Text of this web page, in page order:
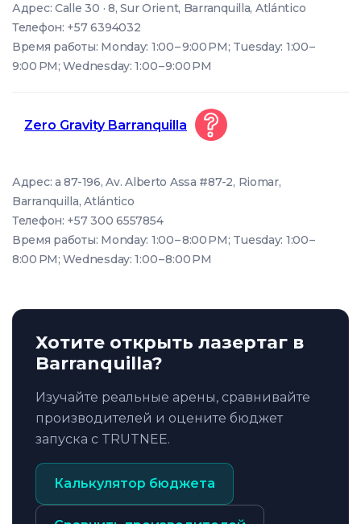
Адрес: Calle 30 · 8, Sur Orient, Barranquilla, Atlántico
Телефон: +57 6394032
Время работы: Monday: 1:00 – 9:00 PM; Tuesday: 1:00 –
9:00 PM; Wednesday: 1:00 – 9:00 PM
Zero Gravity Barranquilla
Адрес: a 87-196, Av. Alberto Assa #87-2, Riomar,
Barranquilla, Atlántico
Телефон: +57 300 6557854
Время работы: Monday: 1:00 – 8:00 PM; Tuesday: 1:00 –
8:00 PM; Wednesday: 1:00 – 8:00 PM
Хотите открыть лазертаг в
Barranquilla?
Изучайте реальные арены, сравнивайте
производителей и оцените бюджет
запуска с TRUTNEE.
Калькулятор бюджета